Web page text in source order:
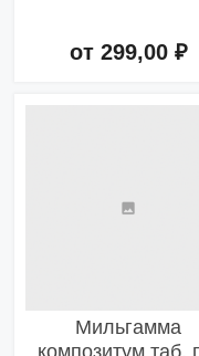
от 299,00 ₽
Мильгамма